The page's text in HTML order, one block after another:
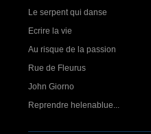
Le serpent qui danse
Ecrire la vie
Au risque de la passion
Rue de Fleurus
John Giorno
Reprendre helenablue...